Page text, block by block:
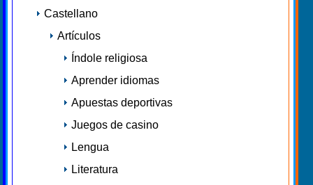
Castellano
Artículos
Índole religiosa
Aprender idiomas
Apuestas deportivas
Juegos de casino
Lengua
Literatura